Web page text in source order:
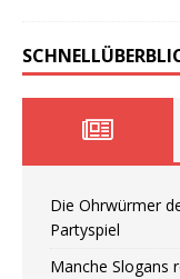
Die Ohrwürmer
Partyspiel
Manche Slogans